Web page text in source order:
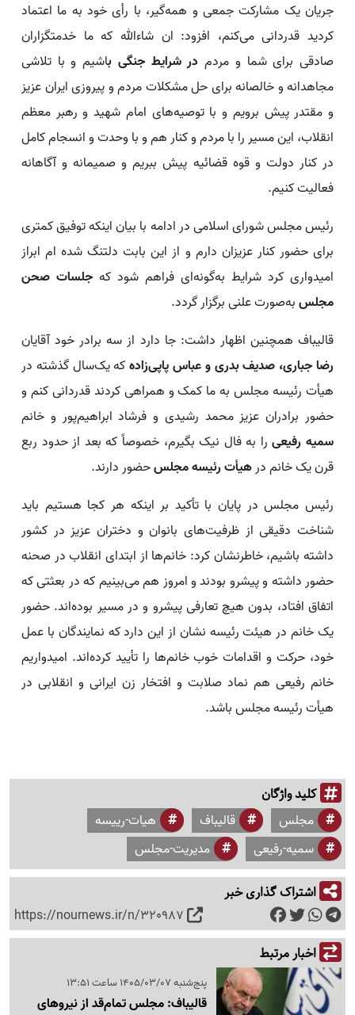
جریان یک مشارکت جمعی و همه‌گیر، با رأی خود به ما اعتماد
کردید قدردانی می‌کنم، افزود: ان شاءالله که ما خدمتگزاران
صادقی برای شما و مردم در شرایط جنگی باشیم و با تلاشی
مجاهدانه و خالصانه برای حل مشکلات مردم و پیروزی ایران عزیز
و مقتدر پیش برویم و با توصیه‌های امام شهید و رهبر معظم
انقلاب، این مسیر را با مردم و کنار هم و با وحدت و انسجام کامل
در کنار دولت و قوه قضائیه پیش ببریم و صمیمانه و آگاهانه
فعالیت کنیم.
رئیس مجلس شورای اسلامی در ادامه با بیان اینکه توفیق کمتری
برای حضور کنار عزیزان دارم و از این بابت دلتنگ شده ام ابراز
امیدواری کرد شرایط به‌گونه‌ای فراهم شود که جلسات صحن
مجلسبه‌صورت علنی برگزار گردد.
قالیباف همچنین اظهار داشت: جا دارد از سه برادر خود آقایان
رضا جباری، صدیف بدری و عباس پاپی‌زادهکه یک‌سال گذشته در
هیأت رئیسه مجلس به ما کمک و همراهی کردند قدردانی کنم و
حضور برادران عزیز محمد رشیدی و فرشاد ابراهیم‌پور و خانم
سمیه رفیعیرا به فال نیک بگیرم، خصوصاً که بعد از حدود ربع
قرن یک خانم درهیأت رئیسه مجلسحضور دارند.
رئیس مجلس در پایان با تأکید بر اینکه هر کجا هستیم باید
شناخت دقیقی از ظرفیت‌های بانوان و دختران عزیز در کشور
داشته باشیم، خاطرنشان کرد: خانم‌ها از ابتدای انقلاب در صحنه
حضور داشته و پیشرو بودند و امروز هم می‌بینیم که در بعثتی که
اتفاق افتاد، بدون هیچ تعارفی پیشرو و در مسیر بوده‌اند. حضور
یک خانم در هیئت رئیسه نشان از این دارد که نمایندگان با عمل
خود، حرکت و اقدامات خوب خانم‌ها را تأیید کرده‌اند. امیدواریم
خانم رفیعی هم نماد صلابت و افتخار زن ایرانی و انقلابی در
هیأت رئیسه مجلس باشد.
کلید واژگان
مجلس قالیباف
هیات-رییسه
سمیه-رفیعی
مدیریت-مجلس
اشتراک گذاری خبر
https://nournews.ir/n/320987
اخبار مرتبط
پنج‌شنبه 1405/03/07 ساعت 13:51
قالیباف: مجلس تمام‌قد از نیروهای